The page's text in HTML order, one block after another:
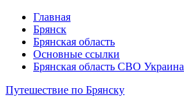
Главная
Брянск
Брянская область
Основные ссылки
Брянская область СВО Украина
Путешествие по Брянску